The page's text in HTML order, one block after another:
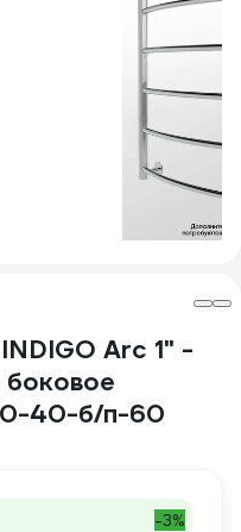
Arc 1" -
40-б/п-60
-3%